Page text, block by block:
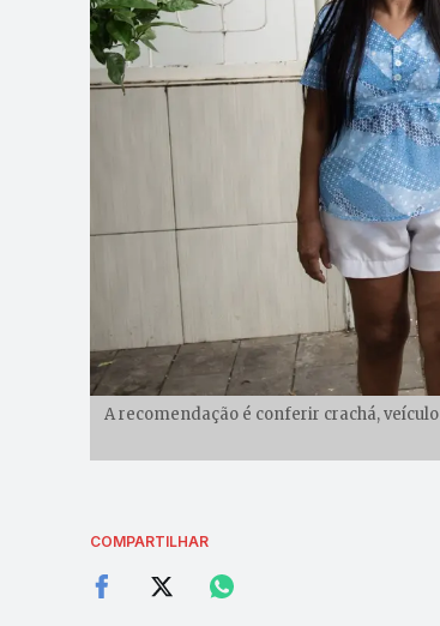
A recomendação é conferir crachá,
COMPARTILHAR